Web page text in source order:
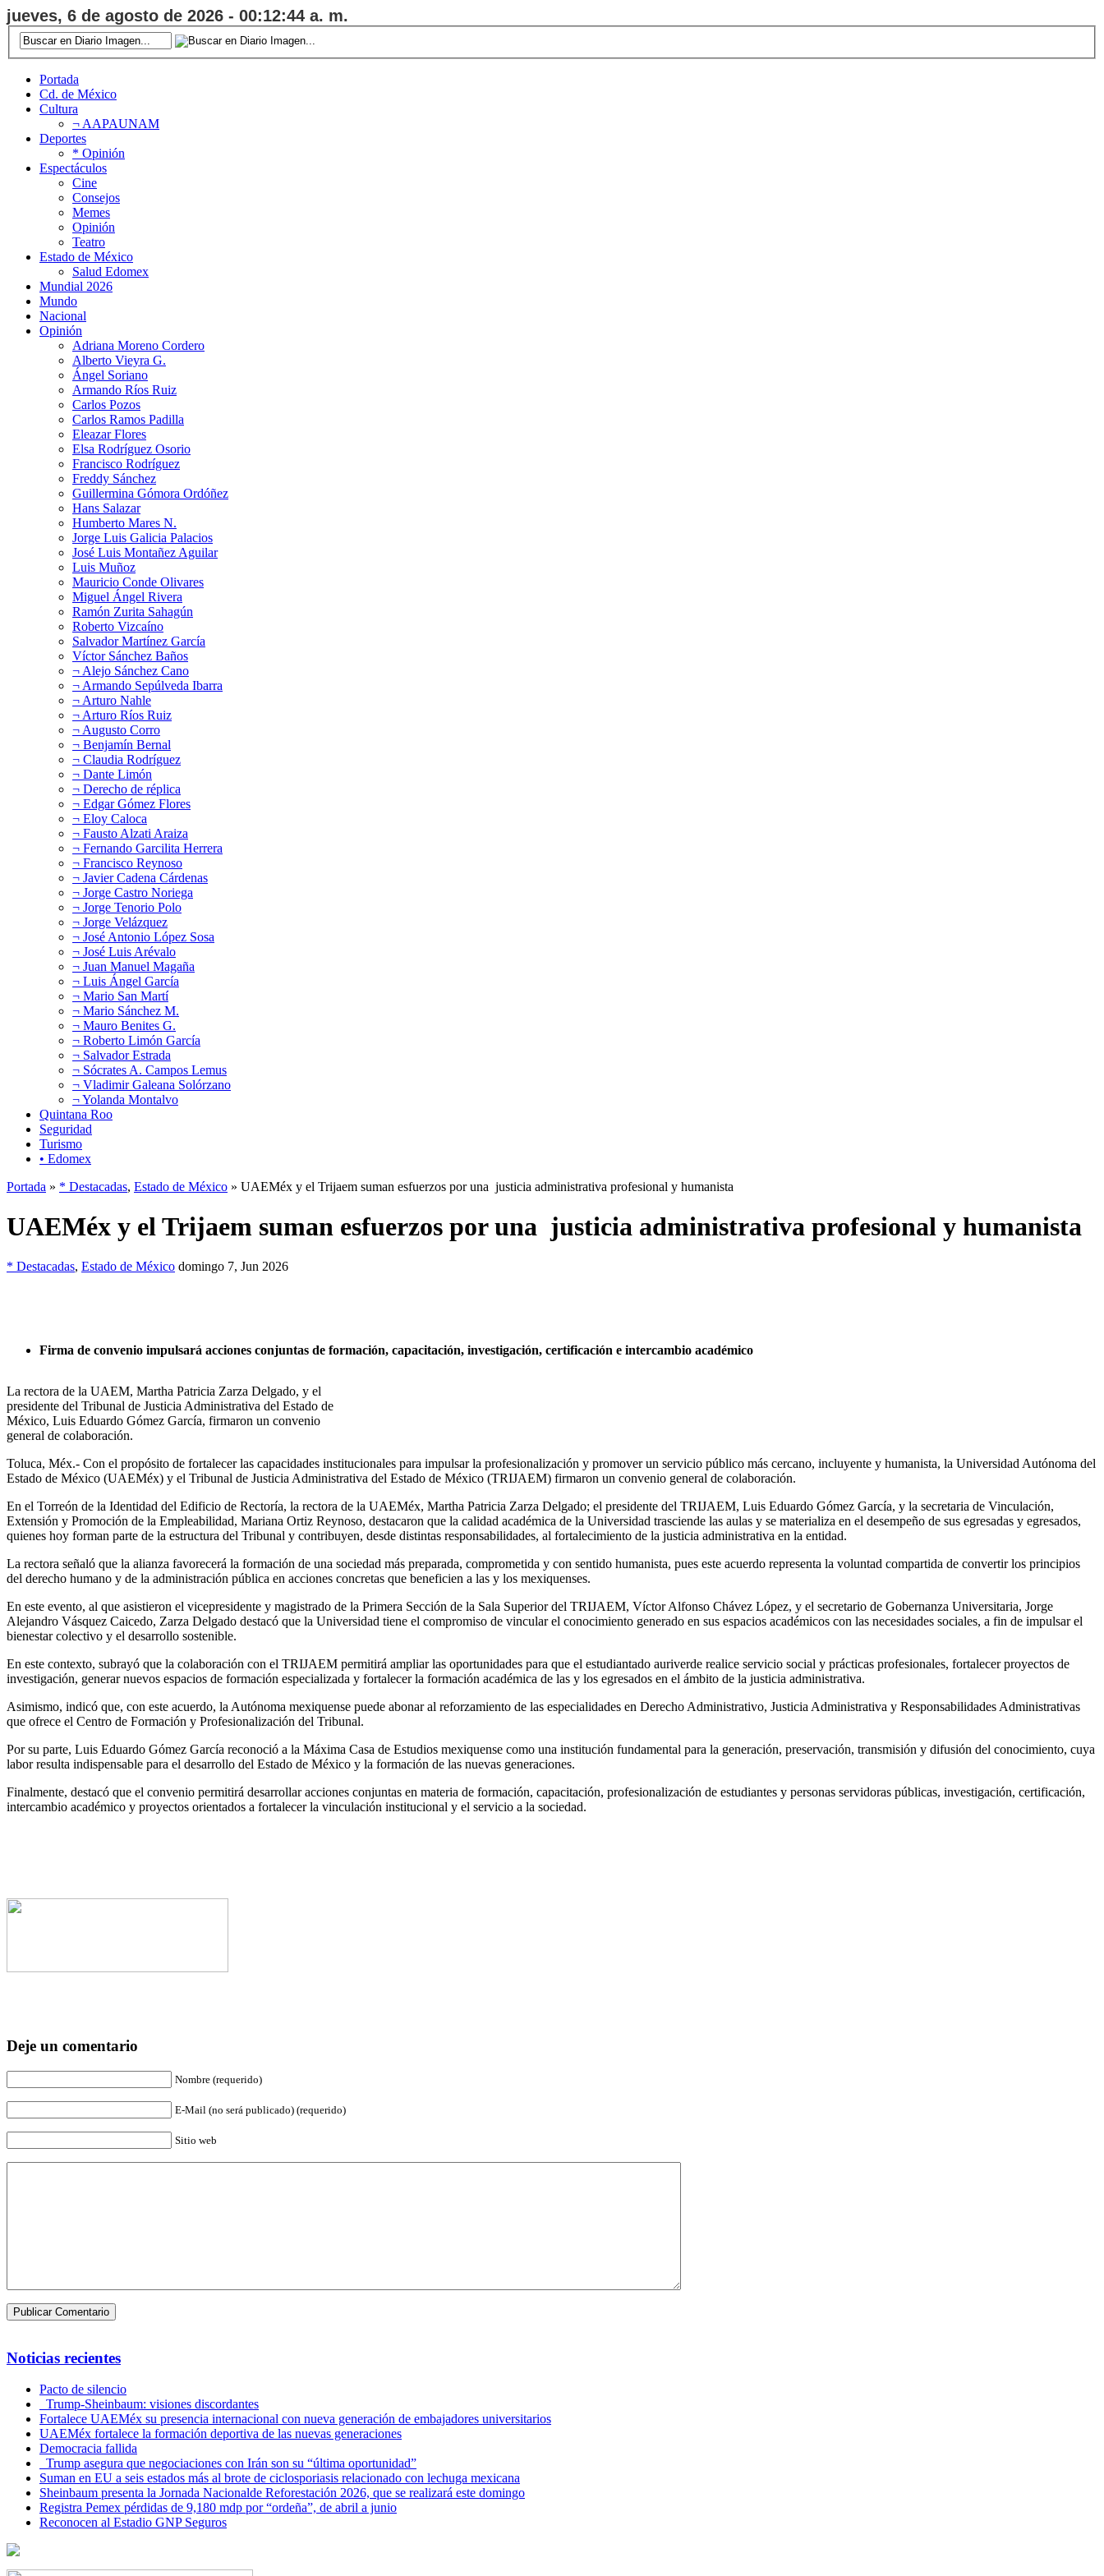
jueves, 6 de agosto de 2026 - 00:12:45 a. m.
Portada
Cd. de México
Cultura
¬ AAPAUNAM
Deportes
* Opinión
Espectáculos
Cine
Consejos
Memes
Opinión
Teatro
Estado de México
Salud Edomex
Mundial 2026
Mundo
Nacional
Opinión
Adriana Moreno Cordero
Alberto Vieyra G.
Ángel Soriano
Armando Ríos Ruiz
Carlos Pozos
Carlos Ramos Padilla
Eleazar Flores
Elsa Rodríguez Osorio
Francisco Rodríguez
Freddy Sánchez
Guillermina Gómora Ordóñez
Hans Salazar
Humberto Mares N.
Jorge Luis Galicia Palacios
José Luis Montañez Aguilar
Luis Muñoz
Mauricio Conde Olivares
Miguel Ángel Rivera
Ramón Zurita Sahagún
Roberto Vizcaíno
Salvador Martínez García
Víctor Sánchez Baños
¬ Alejo Sánchez Cano
¬ Armando Sepúlveda Ibarra
¬ Arturo Nahle
¬ Arturo Ríos Ruiz
¬ Augusto Corro
¬ Benjamín Bernal
¬ Claudia Rodríguez
¬ Dante Limón
¬ Derecho de réplica
¬ Edgar Gómez Flores
¬ Eloy Caloca
¬ Fausto Alzati Araiza
¬ Fernando Garcilita Herrera
¬ Francisco Reynoso
¬ Javier Cadena Cárdenas
¬ Jorge Castro Noriega
¬ Jorge Tenorio Polo
¬ Jorge Velázquez
¬ José Antonio López Sosa
¬ José Luis Arévalo
¬ Juan Manuel Magaña
¬ Luis Ángel García
¬ Mario San Martí
¬ Mario Sánchez M.
¬ Mauro Benites G.
¬ Roberto Limón García
¬ Salvador Estrada
¬ Sócrates A. Campos Lemus
¬ Vladimir Galeana Solórzano
¬ Yolanda Montalvo
Quintana Roo
Seguridad
Turismo
• Edomex
Portada » * Destacadas, Estado de México » UAEMéx y el Trijaem suman esfuerzos por una justicia administrativa profesional y humanista
UAEMéx y el Trijaem suman esfuerzos por una justicia administrativa profesional y humanista
* Destacadas, Estado de México domingo 7, Jun 2026
Firma de convenio impulsará acciones conjuntas de formación, capacitación, investigación, certificación e intercambio académico
La rectora de la UAEM, Martha Patricia Zarza Delgado, y el
presidente del Tribunal de Justicia Administrativa del Estado de
México, Luis Eduardo Gómez García, firmaron un convenio
general de colaboración.
Toluca, Méx.- Con el propósito de fortalecer las capacidades institucionales para impulsar la profesionalización y promover un servicio público más cercano, incluyente y humanista, la Universidad Autónoma del
Estado de México (UAEMéx) y el Tribunal de Justicia Administrativa del Estado de México (TRIJAEM) firmaron un convenio general de colaboración.
En el Torreón de la Identidad del Edificio de Rectoría, la rectora de la UAEMéx, Martha Patricia Zarza Delgado; el presidente del TRIJAEM, Luis Eduardo Gómez García, y la secretaria de Vinculación,
Extensión y Promoción de la Empleabilidad, Mariana Ortiz Reynoso, destacaron que la calidad académica de la Universidad trasciende las aulas y se materializa en el desempeño de sus egresadas y egresados,
quienes hoy forman parte de la estructura del Tribunal y contribuyen, desde distintas responsabilidades, al fortalecimiento de la justicia administrativa en la entidad.
La rectora señaló que la alianza favorecerá la formación de una sociedad más preparada, comprometida y con sentido humanista, pues este acuerdo representa la voluntad compartida de convertir los principios
del derecho humano y de la administración pública en acciones concretas que beneficien a las y los mexiquenses.
En este evento, al que asistieron el vicepresidente y magistrado de la Primera Sección de la Sala Superior del TRIJAEM, Víctor Alfonso Chávez López, y el secretario de Gobernanza Universitaria, Jorge
Alejandro Vásquez Caicedo, Zarza Delgado destacó que la Universidad tiene el compromiso de vincular el conocimiento generado en sus espacios académicos con las necesidades sociales, a fin de impulsar el
bienestar colectivo y el desarrollo sostenible.
En este contexto, subrayó que la colaboración con el TRIJAEM permitirá ampliar las oportunidades para que el estudiantado auriverde realice servicio social y prácticas profesionales, fortalecer proyectos de
investigación, generar nuevos espacios de formación especializada y fortalecer la formación académica de las y los egresados en el ámbito de la justicia administrativa.
Asimismo, indicó que, con este acuerdo, la Autónoma mexiquense puede abonar al reforzamiento de las especialidades en Derecho Administrativo, Justicia Administrativa y Responsabilidades Administrativas
que ofrece el Centro de Formación y Profesionalización del Tribunal.
Por su parte, Luis Eduardo Gómez García reconoció a la Máxima Casa de Estudios mexiquense como una institución fundamental para la generación, preservación, transmisión y difusión del conocimiento, cuya
labor resulta indispensable para el desarrollo del Estado de México y la formación de las nuevas generaciones.
Finalmente, destacó que el convenio permitirá desarrollar acciones conjuntas en materia de formación, capacitación, profesionalización de estudiantes y personas servidoras públicas, investigación, certificación,
intercambio académico y proyectos orientados a fortalecer la vinculación institucional y el servicio a la sociedad.
Deje un comentario
Nombre (requerido)
E-Mail (no será publicado) (requerido)
Sitio web
Noticias recientes
Pacto de silencio
Trump-Sheinbaum: visiones discordantes
Fortalece UAEMéx su presencia internacional con nueva generación de embajadores universitarios
UAEMéx fortalece la formación deportiva de las nuevas generaciones
Democracia fallida
Trump asegura que negociaciones con Irán son su “última oportunidad”
Suman en EU a seis estados más al brote de ciclosporiasis relacionado con lechuga mexicana
Sheinbaum presenta la Jornada Nacionalde Reforestación 2026, que se realizará este domingo
Registra Pemex pérdidas de 9,180 mdp por “ordeña”, de abril a junio
Reconocen al Estadio GNP Seguros